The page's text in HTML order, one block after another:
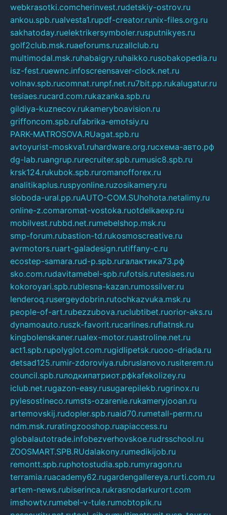
webkrasotki.comcherinvest.rudetskiy-ostrov.ru
ankou.spb.rualvesta1.rupdf-creator.runix-files.org.ru
sakhatoday.ruelektrikersymboler.rusputnikyes.ru
golf2club.msk.ruaeforums.ruzallclub.ru
multimodal.msk.ruhabaigry.ruhaikko.rusobakopedia.ru
isz-fest.ruewnc.infoscreensaver-clock.net.ru
volnav.spb.rucomnat.runpf.net.ru7bit.pp.rukalugatur.ru
tesiaes.rucard.com.rukazanka.spb.ru
gildiya-kuznecov.rukameryboavision.ru
griffoncom.spb.rufabrika-emotsiy.ru
PARK-MATROSOVA.RUagat.spb.ru
avtoyurist-moskva1.ruhardware.org.ruсхема-авто.рф
dg-lab.ruangrup.rurecruiter.spb.rumusic8.spb.ru
krsk124.rukubok.spb.ruromanofforex.ru
analitikaplus.ruspyonline.ruzosikamery.ru
sloboda-ural.pp.ruAUTO-COM.SUhohota.netalimy.ru
online-z.comaromat-vostoka.ruotdelkaexp.ru
mobilvest.rubbd.net.rumebelshop.msk.ru
smp-forum.rubastion-td.rukosmoscreative.ru
avrmotors.ruart-galadesign.rutiffany-c.ru
ecostep-samara.rud-p.spb.ruгалактика73.рф
sko.com.rudavitamebel-spb.rufotsis.rutesiaes.ru
kokoroyari.spb.rublesna-kazan.rumossilver.ru
lenderoq.rusergeydobrin.rutochkazvuka.msk.ru
people-of-art.rubezzubova.ruclubtibet.ruorior-aks.ru
dynamoauto.ruszk-favorit.rucarlines.ruflatnsk.ru
kingbolenskaner.rualex-motor.ruastroline.net.ru
act1.spb.rupolyglot.com.rugidlipetsk.ruooo-driada.ru
detsad125.rumir-zdoroviya.rubruslanovo.rusiterem.ru
council.spb.ruлодкипатриот.рфkafekolizey.ru
iclub.net.rugazon-easy.rusugarepilekb.rugrinox.ru
pylesostineco.rumsts-ozarenie.rukameryjooan.ru
artemovskij.rudopler.spb.ruaid70.rumetall-perm.ru
ndm.msk.ruratingzooshop.ruapiaccess.ru
globalautotrade.infobezverhovskoe.rudrsschool.ru
ZOOSMART.SPB.RUdalakony.rumedikijob.ru
remontt.spb.ruphotostudia.spb.rumyragon.ru
terramia.ruacademy62.rugardengallereya.rurti.com.ru
artem-news.rubiserinca.rukrasnodarkurort.com
imshowtv.rumebel-v-tule.rumobtopik.ru